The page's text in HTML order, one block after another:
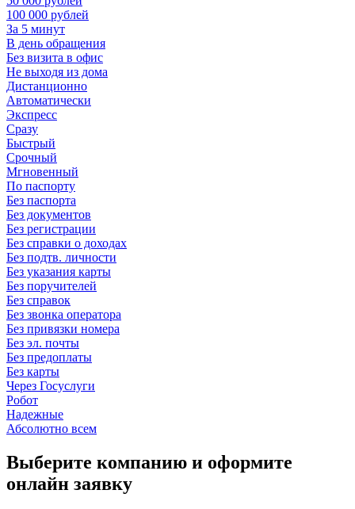
100 000 рублей
За 5 минут
В день обращения
Без визита в офис
Не выходя из дома
Дистанционно
Автоматически
Экспресс
Сразу
Быстрый
Срочный
Мгновенный
По паспорту
Без паспорта
Без документов
Без регистрации
Без справки о доходах
Без подтв. личности
Без указания карты
Без поручителей
Без справок
Без звонка оператора
Без привязки номера
Без эл. почты
Без предоплаты
Без карты
Через Госуслуги
Робот
Надежные
Абсолютно всем
Выберите компанию и оформите
онлайн заявку